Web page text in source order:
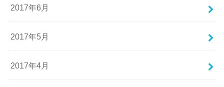
2017年6月
2017年5月
2017年4月